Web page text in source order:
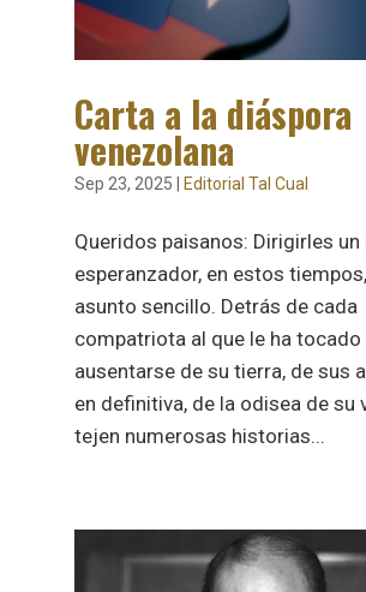
Carta a la diáspora
venezolana
Sep 23, 2025 | Editorial Tal Cual
Queridos paisanos: Dirigirles
esperanzador, en estos
asunto sencillo. Detrás de cada
compatriota al que le ha tocado
ausentarse de su tierra, de sus
en definitiva, de la odisea de su
tejen numerosas historias...